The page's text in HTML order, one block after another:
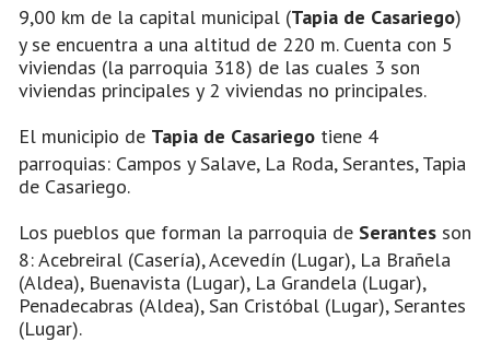
9,00 km de la capital municipal (Tapia de Casariego)
y se encuentra a una altitud de 220 m. Cuenta con 5
viviendas (la parroquia 318) de las cuales 3 son
viviendas principales y 2 viviendas no principales.
El municipio de Tapia de Casariego tiene 4
parroquias: Campos y Salave, La Roda, Serantes, Tapia
de Casariego.
Los pueblos que forman la parroquia de Serantes son
8: Acebreiral (Casería), Acevedín (Lugar), La Brañela
(Aldea), Buenavista (Lugar), La Grandela (Lugar),
Penadecabras (Aldea), San Cristóbal (Lugar), Serantes
(Lugar).